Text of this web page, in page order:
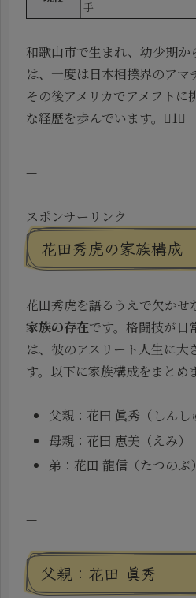
手
和歌山市で生まれ、幼少期
は、一度は日本相撲界のアマ
その後アメリカでアメフトに
な経歴を歩んでいます。1
—
スポンサーリンク
花田秀虎の家族構成
花田秀虎を語るうえで欠かせ
家族の存在です。格闘技が日
は、彼のアスリート人生に大
す。以下に家族構成をまとめ
父親：花田 眞秀（しんし
母親：花田 恵美（えみ）
弟：花田 龍信（たつのぶ）
—
父親：花田 眞秀